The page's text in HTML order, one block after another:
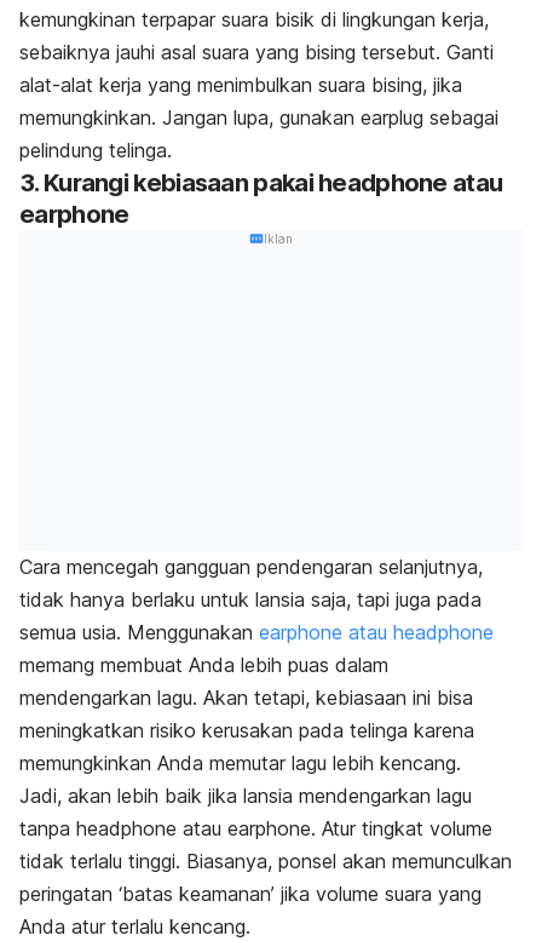
kemungkinan terpapar suara bisik di lingkungan kerja,
sebaiknya jauhi asal suara yang bising tersebut. Ganti
alat-alat kerja yang menimbulkan suara bising, jika
memungkinkan. Jangan lupa, gunakan earplug sebagai
pelindung telinga.
3. Kurangi kebiasaan pakai headphone atau
earphone
Iklan
Cara mencegah gangguan pendengaran selanjutnya,
tidak hanya berlaku untuk lansia saja, tapi juga pada
semua usia. Menggunakan earphone atau headphone
memang membuat Anda lebih puas dalam
mendengarkan lagu. Akan tetapi, kebiasaan ini bisa
meningkatkan risiko kerusakan pada telinga karena
memungkinkan Anda memutar lagu lebih kencang.
Jadi, akan lebih baik jika lansia mendengarkan lagu
tanpa headphone atau earphone. Atur tingkat volume
tidak terlalu tinggi. Biasanya, ponsel akan memunculkan
peringatan ‘batas keamanan’ jika volume suara yang
Anda atur terlalu kencang.